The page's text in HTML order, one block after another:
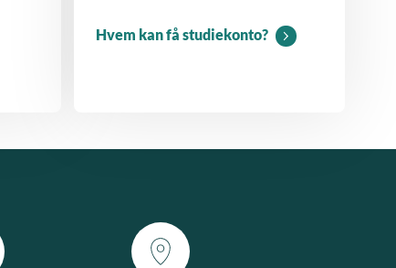
Hvem kan få studiekonto?